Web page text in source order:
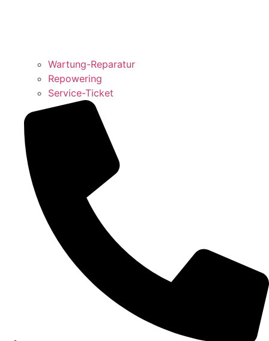
Wartung-Reparatur
Repowering
Service-Ticket